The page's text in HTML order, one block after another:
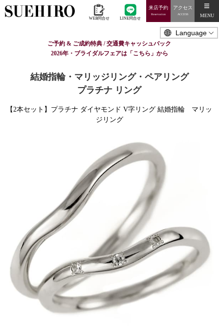
WEB問合せ LINE問合せ
来店予約
Reservation
アクセス
ACCESS MENU
ご予約 & ご成約特典 / 交通費キャッシュバック
2026年・ブライダルフェアは「こちら」から
結婚指輪・マリッジリング・ペアリング
プラチナ リング
【2本セット】プラチナ ダイヤモンド V字リング 結婚指輪 マリッ
ジリング